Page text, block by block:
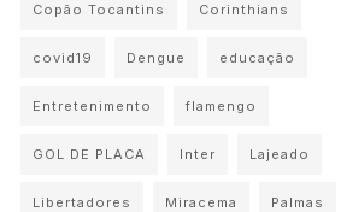
Copão Tocantins Corinthians
covid19 Dengue educação
Entretenimento flamengo
GOL DE PLACA Inter Lajeado
Libertadores Miracema Palmas